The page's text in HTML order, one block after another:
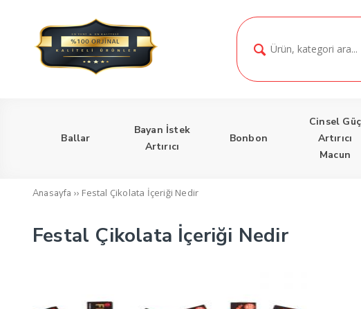
Ballar
Bayan İstek
Artırıcı
Bonbon
Cinsel Güç
Artırıcı
Macun
Anasayfa ›› Festal Çikolata İçeriği Nedir
Festal Çikolata İçeriği Nedir